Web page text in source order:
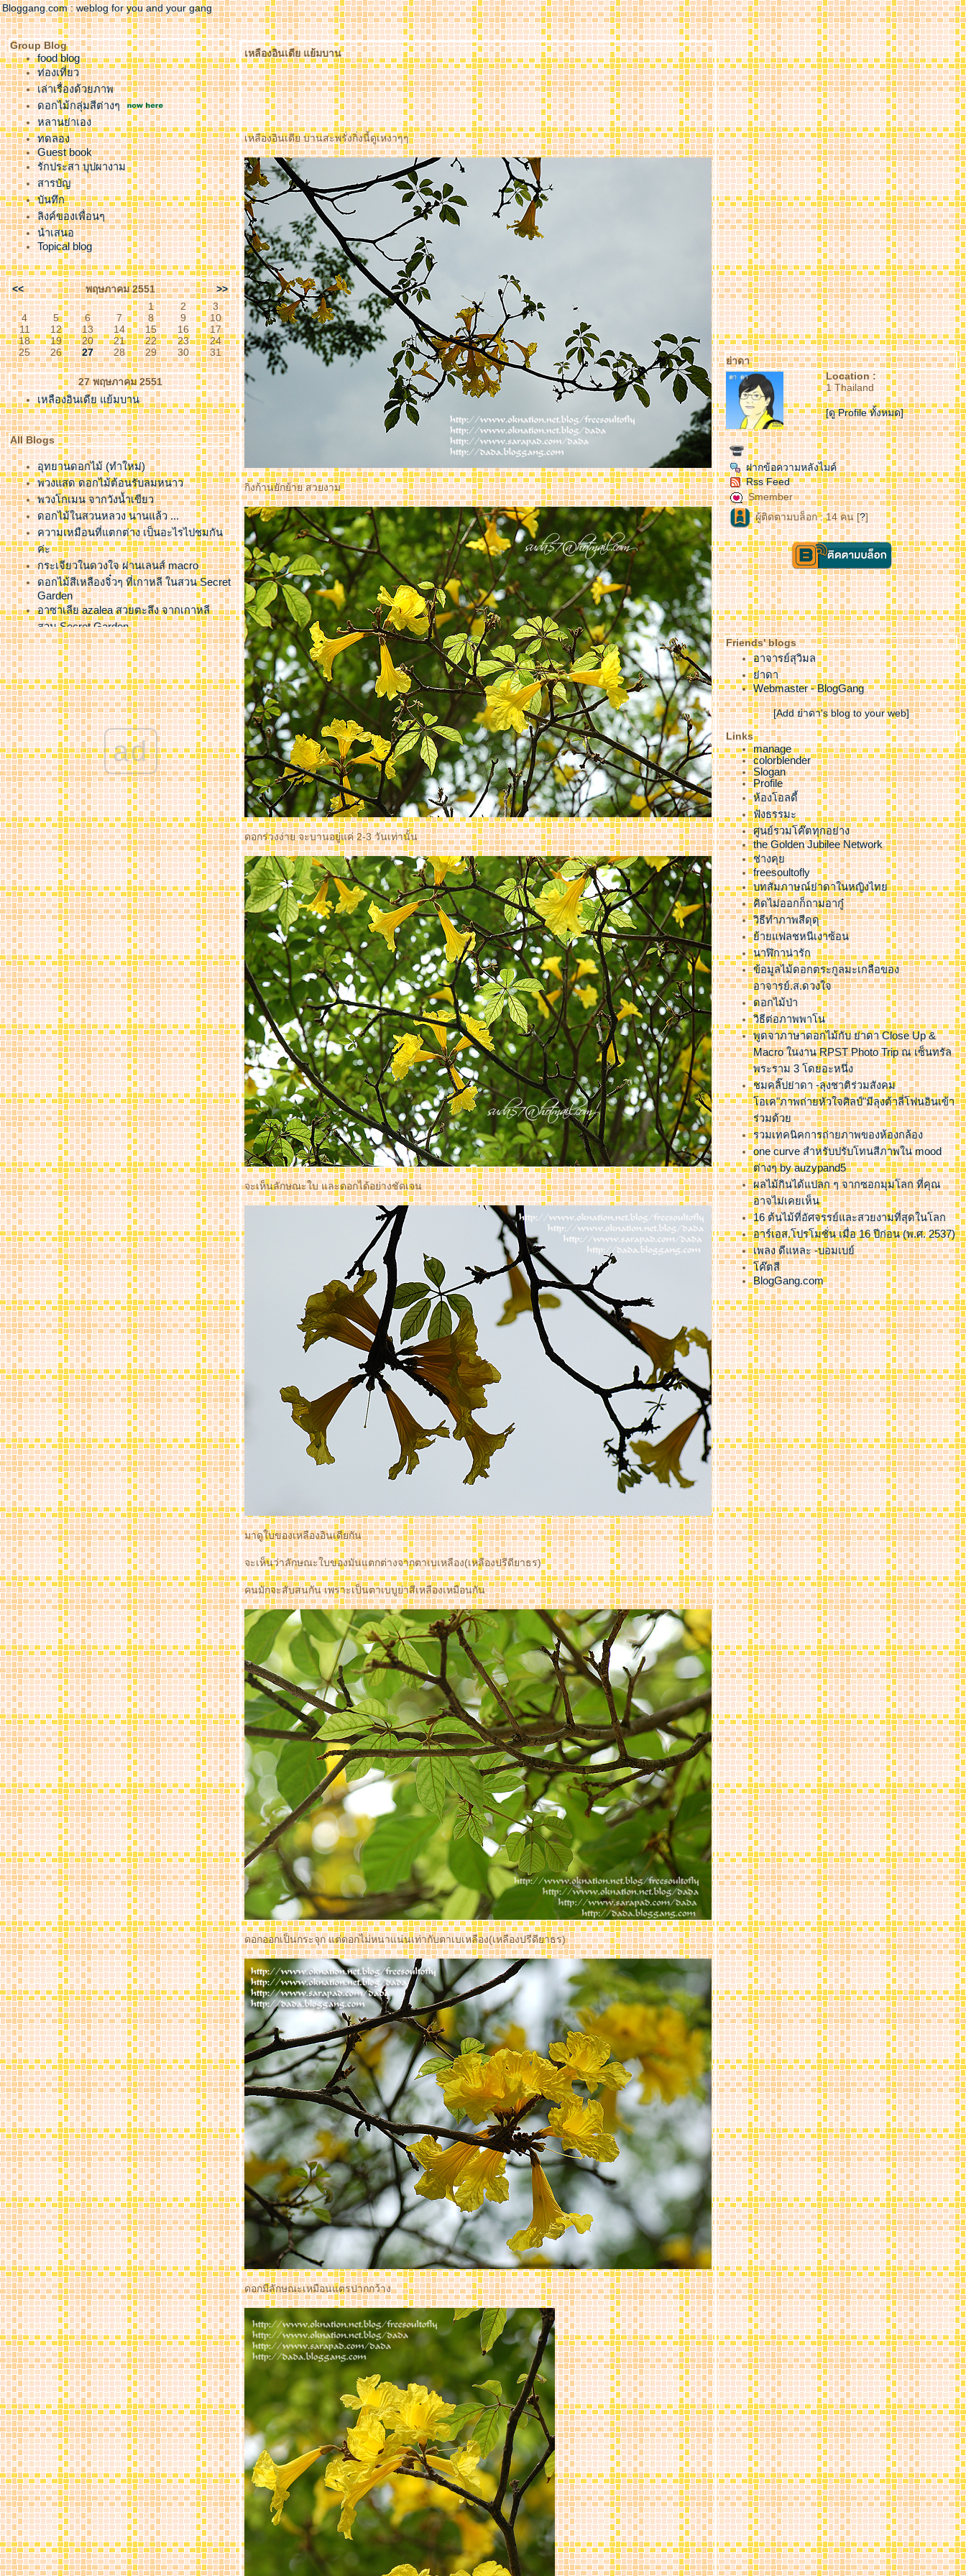
Bloggang.com : weblog for you and your gang
Group Blog
food blog
ท่องเที่ยว
เล่าเรื่องด้วยภาพ
ดอกไม้กลุ่มสีต่างๆ
หลานย่าเอง
ทดลอง
Guest book
รักประสา บุปผางาม
สารบัญ
บันทึก
ลิงค์ของเพื่อนๆ
นำเสนอ
Topical blog
<< พฤษภาคม 2551
>>
1
2
3
4
5 6 7 8 9
10
11
12 13 14 15 16
17
18
19 20 21 22 23
24
25
26 27 28 29 30 31
27 พฤษภาคม 2551
เหลืองอินเดีย แย้มบาน
All Blogs
อุทยานดอกไม้ (ทำใหม่)
พวงแสด ดอกไม้ต้อนรับลมหนาว
พวงโกเมน จากวังน้ำเขียว
ดอกไม้ในสวนหลวง นานแล้ว ...
ความเหมือนที่แตกต่าง เป็นอะไรไปชมกัน
ค่ะ
กระเจียวในดวงใจ ผ่านเลนส์ macro
ดอกไม้สีเหลืองจิ๋วๆ ที่เกาหลี ในสวน Secret
Garden
อาซาเลีย azalea สวยตะลึง จากเกาหลี
สวน Secret Garden
ดอกไม้สีขาว ที่เกาหลี ในสวน Secret
Garden
Forsythia - Golden Bells ที่เกาหลี ในสวน
Secret Garden
ดอกบ๊วย Prunus mume ที่เกาหลี ในสวน
Secret Garden
รักแรกพบ ที่เกาหลี
ดอกไม้สีชมพู จากทริปเชียงรา
ดอกไม้สีเหลือง จากทริปเชียงรา
ดอกไม้สีม่วงจากทริปเชียงรา
บัว ที่สวนหลวงในวันเหงาๆ
มวลดอกไม้ในสวน
ดอกไม้,กระรอก และกะปอม จาก
สวนสราญรมย์
ดอกไม้หลากสีจากกรีซ
ดอกไม้สีเหลือง จากกรีซ
ดอกไม้สีม่วง จาก กรีซ
in love with flowers from greece ตอนที่ 2
I love macro! Guara so cute from Aus
ดอกบัว หลายพันธุ์มาแล้วจ๊ะ +เอาลิงค์มา
ฝาก
จกแบนเน่อร์เวบดอกไม้+แบนเน่อร์บล๊อก
กงค์ ของย่าดา
I love macro ! ภาค Parsley จาก ออส
นำมวลดอกไม้มาคลายเหงา
กุหลาบจากงานมหกรรมกล้วยไม้นานาชาติ
มหัศจรรย์กล้วยไม้นานาชาติ The Amazing
Orchid Beyond Frontier ตอน 2
มหัศจรรย์กล้วยไม้นานาชาติ The Amazing
Orchid Beyond Frontier part 1
In my mom's garden part 2รูปหล่อ
หินทราย พระพิฆเนศวร
In my mom's garden part 1(พรมดอกปีบ)
ทองอุไร เหลืองวิไลละออตา
เหลืองอินเดีย แย้มบาน
ามเมื่อช่วงต้นและปลายของวัยมาบรรจบ
มหกรรมกล้วยไม้ ไม้ดอกไม้ประดับ พุทธ
มณฑล 51 ตอนที่ 3
มหกรรมกล้วยไม้ ไม้ดอกไม้ประดับ พุทธ
มณฑล 51 ตอนที่ 2
มหกรรมกล้วยไม้ ไม้ดอกไม้ประดับ พุทธ
มณฑล 51
กัลปพฤกษ์ ไม้แห่งการอธิษฐาน
บัวนานาชาติ เฉลิมพระเกียรติฯ ที่สวนหล
วงร.๙
กล้วยไม้ที่สยามพารากอน ตอน2
กล้วยไม้ที่สยามพารากอน
ปฎิทิน 2006
จกแบนเน่อร์ เวบดอกไม้ ของย่าดา
อุทยานดอกไม้
ฝากไว้ในใจเธอ
เอาดอกไม้มาฝาก (โผล่มากันลืม)
รวม2
ดอกไม้สีชมพู
ดอกไม้สีเหลือง
รวม
landscape ที่สวนหลวง
ดอกไม้สีม่วง
ดอกไม้สีขาว
เอารูปทิวลิปมาแจกค่ะ
ad
เหลืองอินเดีย แย้มบาน
เหลืองอินเดีย บานสะพรั่งกิ่งนี้ดูเหงาๆๆ
กิ่งก้านยักย้าย สวยงาม
ดอกร่วงง่าย จะบานอยู่แค่ 2-3 วันเท่านั้น
จะเห็นลักษณะใบ และดอกได้อย่างชัดเจน
มาดูใบของเหลืองอินเดียกัน
จะเห็นว่าลักษณะใบของมันแตกต่างจากตาเบเหลือง(เหลืองปรีดียาธร)
คนมักจะสับสนกัน เพราะเป็นตาเบบูย่าสีเหลืองเหมือนกัน
ดอกออกเป็นกระจุก แต่ดอกไม่หนาแน่นเท่ากับตาเบเหลือง(เหลืองปรีดียาธร)
ดอกมีลักษณะเหมือนแตรปากกว้าง
่าดา
Location :
1 Thailand
[ดู Profile ทั้งหมด]
ฝากข้อความหลังไมค์
Rss Feed
Smember
ผู้ติดตามบล็อก : 14 คน [?]
Friends' blogs
อาจารย์สุวิมล
่าดา
Webmaster - BlogGang
[Add ย่าดา's blog to your web]
Links
manage
colorblender
Slogan
Profile
ห้องโอลดี้
ฟังธรรมะ
ศูนย์รวมโค๊ตทุกอย่าง
the Golden Jubilee Network
ช่างคุ
freesoultofly
บทสัมภาษณ์ย่าดาในหญิงไท
คิดไม่ออกก็ถามอากู๋
วิธีทำภาพสีดุดุ
้ายแฟลชหนีเงาซ้อน
นาฬิกาน่ารัก
ข้อมูลไม้ดอกตระกูลมะเกลือของ
อาจารย์.ส.ดวงใจ
ดอกไม้ป่า
วิธีต่อภาพพาโน
พูดจาภาษาดอกไม้กับ ย่าดา Close Up &
Macro ในงาน RPST Photo Trip ณ เซ็นทรัล
พระราม 3 โดยอะหนึ่ง
ชมคลิ๊ปย่าดา -ลุงชาติร่วมสังคม
อเค"ภาพถ่ายหัวใจศิลป์"มีลุงต้าลี่โฟนอินเข้า
ร่วมด้ว
รวมเทคนิคการถ่ายภาพของห้องกล้อง
one curve สำหรับปรับโทนสีภาพใน mood
ต่างๆ by auzypand5
ผลไม้กินได้แปลก ๆ จากซอกมุมโลก ที่คุณ
อาจไม่เคยเห็น
16 ต้นไม้ที่อัศจรรย์และสวยงามที่สุดในโลก
อาร์เอส.โปรโมชั่น เมื่อ 16 ปีก่อน (พ.ศ. 2537)
เพลง ดีแหละ -บอมเบย์
ค๊ตสี
BlogGang.com